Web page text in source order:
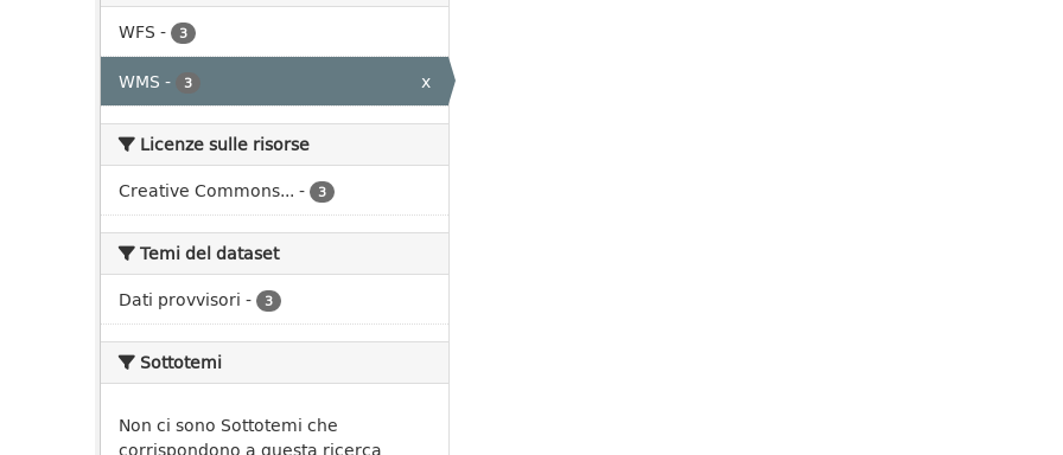
WFS - 3
WMS - 3 x
Licenze sulle risorse
Creative Commons... - 3
Temi del dataset
Dati provvisori - 3
Sottotemi
Non ci sono Sottotemi che
corrispondono a questa ricerca